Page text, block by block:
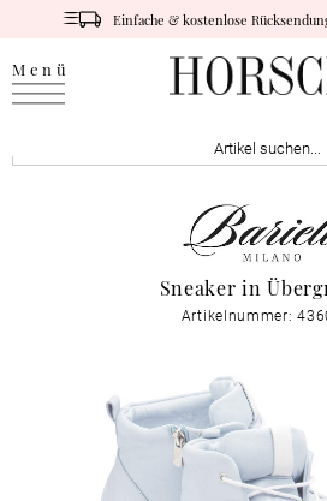
Einfache & kostenlose
Menü
Sneaker in
Artikelnummer: